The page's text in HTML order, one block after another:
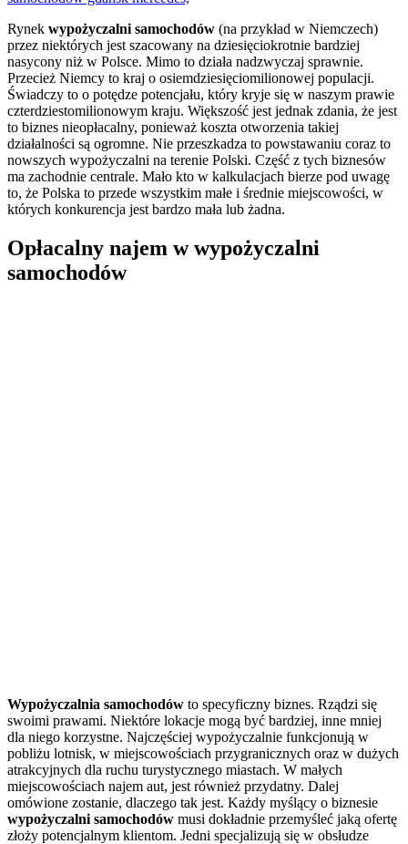
Rynek wypożyczalni samochodów (na przykład w Niemczech)
przez niektórych jest szacowany na dziesięciokrotnie bardziej
nasycony niż w Polsce. Mimo to działa nadzwyczaj sprawnie.
Przecież Niemcy to kraj o osiemdziesięciomilionowej populacji.
Świadczy to o potędze potencjału, który kryje się w naszym prawie
czterdziestomilionowym kraju. Większość jest jednak zdania, że jest
to biznes nieopłacalny, ponieważ koszta otworzenia takiej
działalności są ogromne. Nie przeszkadza to powstawaniu coraz to
nowszych wypożyczalni na terenie Polski. Część z tych biznesów
ma zachodnie centrale. Mało kto w kalkulacjach bierze pod uwagę
to, że Polska to przede wszystkim małe i średnie miejscowości, w
których konkurencja jest bardzo mała lub żadna.
Opłacalny najem w wypożyczalni
samochodów
Wypożyczalnia samochodów to specyficzny biznes. Rządzi się
swoimi prawami. Niektóre lokacje mogą być bardziej, inne mniej
dla niego korzystne. Najczęściej wypożyczalnie funkcjonują w
pobliżu lotnisk, w miejscowościach przygranicznych oraz w dużych
atrakcyjnych dla ruchu turystycznego miastach. W małych
miejscowościach najem aut, jest również przydatny. Dalej
omówione zostanie, dlaczego tak jest. Każdy myślący o biznesie
wypożyczalni samochodów musi dokładnie przemyśleć jaką ofertę
złoży potencjalnym klientom. Jedni specjalizują się w obsłudze